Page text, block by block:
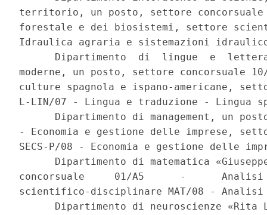
territorio, un posto, settore concorsuale
forestale e dei biosistemi, settore
Idraulica agraria e sistemazioni
Dipartimento  di  lingue  e
moderne, un posto, settore concorsuale
culture spagnola e ispano-americane,
L-LIN/07 - Lingua e traduzione - Lingua
Dipartimento di management, un
- Economia e gestione delle imprese,
SECS-P/08 - Economia e gestione delle
Dipartimento di matematica
concorsuale     01/A5      -
scientifico-disciplinare MAT/08 - Analisi
Dipartimento di neuroscienze «Rita